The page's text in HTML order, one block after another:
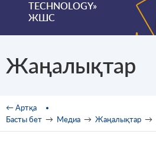
TECHNOLOGY»
ЖШС
Жаңалықтар
You are here
← Артқа
Басты бет → Медиа → Жаңалықтар →